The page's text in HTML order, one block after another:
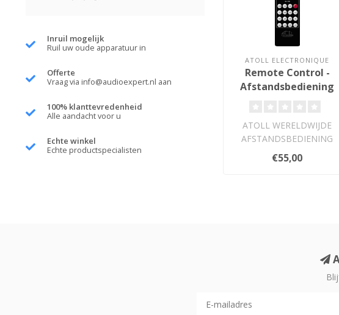
Inruil mogelijk
Ruil uw oude apparatuur in
Offerte
Vraag via info@audioexpert.nl aan
100% klanttevredenheid
Alle aandacht voor u
Echte winkel
Echte productspecialisten
ATOLL ELECTRONIQUE
Remote Control -
Afstandsbediening
ATOLL WERELDWIJDE
AFSTANDSBEDIENING
Hiermee kunt u alle ATOLL-
producten bedienen..
€55,00